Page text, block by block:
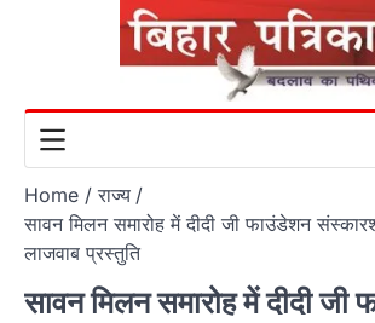
Home
राज्य
सावन मिलन समारोह में दीदी जी फाउंडेशन
लाजवाब प्रस्तुति
सावन मिलन समारोह में दीदी जी